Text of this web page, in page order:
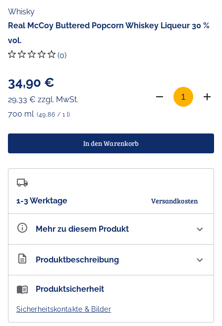
Whisky
Real McCoy Buttered Popcorn Whiskey Liqueur 30 %
vol.
(0)
34,90 €
29,33 € zzgl. MwSt.
700 ml (49,86 / 1 l)
In den Warenkorb
1-3 Werktage Versandkosten
Mehr zu diesem Produkt
Artikelnummer AU101925
Produktbeschreibung
Real McCoy Buttered Popcorn Whiskey Liqueur 30 %
Produktsicherheit
Sicherheitskontakte & Bilder